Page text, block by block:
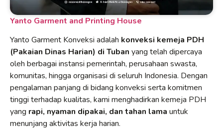
Yanto Garment and Printing House
Yanto Garment Konveksi adalah konveksi kemeja PDH
(Pakaian Dinas Harian) di Tuban yang telah dipercaya
oleh berbagai instansi pemerintah, perusahaan swasta,
komunitas, hingga organisasi di seluruh Indonesia. Dengan
pengalaman panjang di bidang konveksi serta komitmen
tinggi terhadap kualitas, kami menghadirkan kemeja PDH
yang rapi, nyaman dipakai, dan tahan lama untuk
menunjang aktivitas kerja harian.